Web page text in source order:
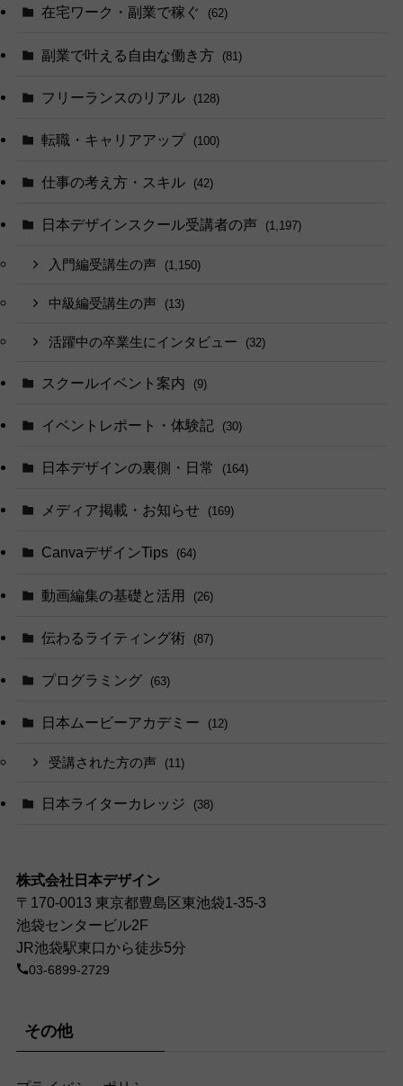
在宅ワーク・副業で稼ぐ (62)
副業で叶える自由な働き方 (81)
フリーランスのリアル (128)
転職・キャリアアップ (100)
仕事の考え方・スキル (42)
日本デザインスクール受講者の声 (1,197)
入門編受講生の声 (1,150)
中級編受講生の声 (13)
活躍中の卒業生にインタビュー (32)
スクールイベント案内 (9)
イベントレポート・体験記 (30)
日本デザインの裏側・日常 (164)
メディア掲載・お知らせ (169)
CanvaデザインTips (64)
動画編集の基礎と活用 (26)
伝わるライティング術 (87)
プログラミング (63)
日本ムービーアカデミー (12)
受講された方の声 (11)
日本ライターカレッジ (38)
株式会社日本デザイン
〒170-0013 東京都豊島区東池袋1-35-3
池袋センタービル2F
JR池袋駅東口から徒歩5分
03-6899-2729
その他